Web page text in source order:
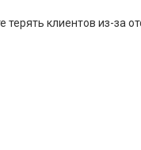
клиентов из-за